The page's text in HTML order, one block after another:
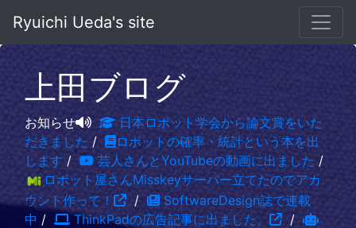
Ryuichi Ueda's site
上田ブログ
お知らせ
日本ロボット学会から論文賞をいた
だきました /
ロボットの確率・統計という本を出
します / 芸人さんとYouTubeの動画に出ました /
ロボット屋さんMisskeyサーバー立てたのでアカ
ウント作って！
/
SoftwareDesign誌で連載
中 / ThinkPadの広告記事に出ました。
/